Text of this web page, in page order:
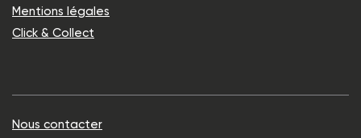
Mentions légales
Click & Collect
Nous contacter